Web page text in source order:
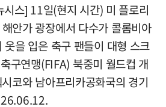
스] 11일(현지 시간) 미 플로리
안가 광장에서 다수가 콜롬비아
옷을 입은 축구 팬들이 대형 스크
구연맹(FIFA) 북중미 월드컵 개
코와 남아프리카공화국의 경기